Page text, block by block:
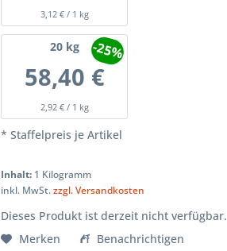
3,12 € / 1 kg
20kg
58,40 €
2,92 € / 1 kg
-25%
* Staffelpreis je Artikel
Inhalt: 1 Kilogramm
inkl. MwSt.zzgl. Versandkosten
Dieses Produkt ist derzeit nicht verfügbar.
Merken
Benachrichtigen